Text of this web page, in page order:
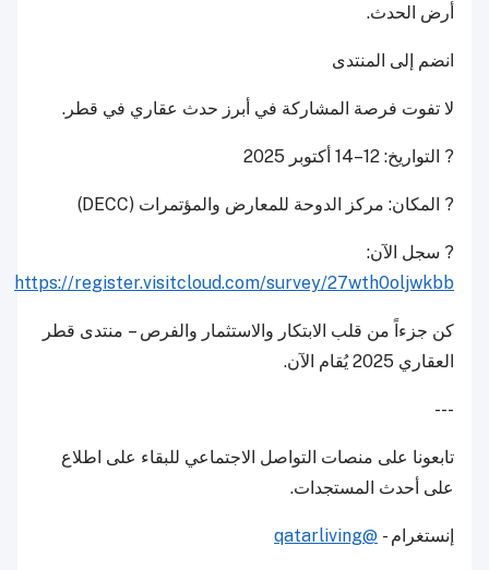
أرض الحدث.
انضم إلى المنتدى
لا تفوت فرصة المشاركة في أبرز حدث عقاري في قطر.
? التواريخ: 12–14 أكتوبر 2025
? المكان: مركز الدوحة للمعارض والمؤتمرات (DECC)
? سجل الآن:
https://register.visitcloud.com/survey/27wth0oljwkbb
كن جزءاً من قلب الابتكار والاستثمار والفرص -- منتدى قطر
العقاري 2025 يُقام الآن.
---
تابعونا على منصات التواصل الاجتماعي للبقاء على اطلاع
على أحدث المستجدات.
إنستغرام - @qatarliving